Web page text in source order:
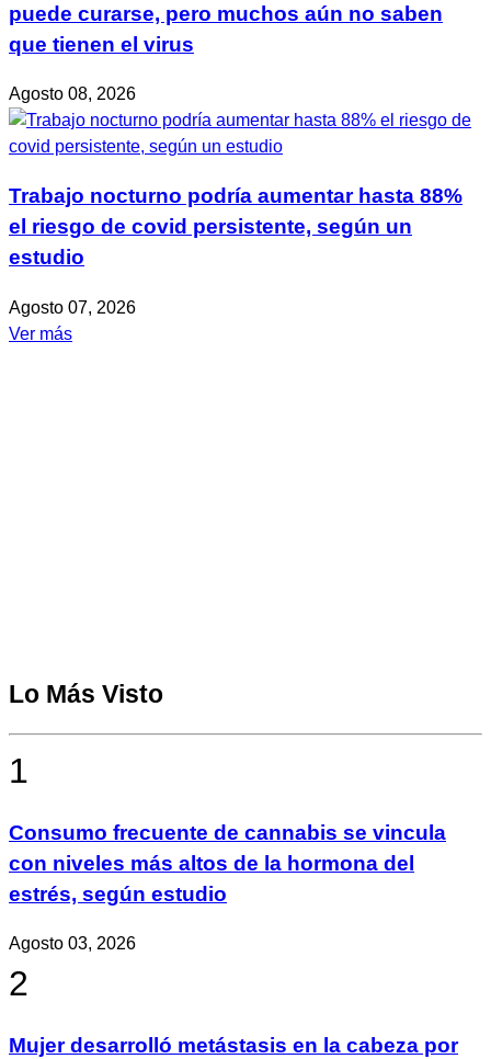
puede curarse, pero muchos aún no saben
que tienen el virus
Agosto 08, 2026
Trabajo nocturno podría aumentar hasta 88%
el riesgo de covid persistente, según un
estudio
Agosto 07, 2026
Ver más
Lo Más Visto
1
Consumo frecuente de cannabis se vincula
con niveles más altos de la hormona del
estrés, según estudio
Agosto 03, 2026
2
Mujer desarrolló metástasis en la cabeza por